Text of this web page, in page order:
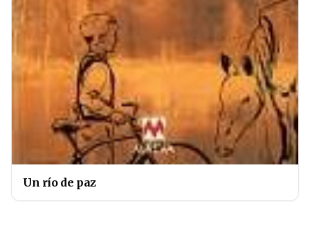
Un río de paz